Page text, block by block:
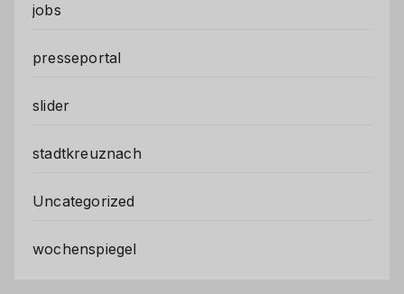
jobs
presseportal
slider
stadtkreuznach
Uncategorized
wochenspiegel